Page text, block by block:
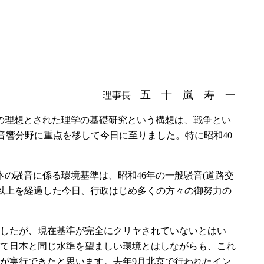
理事長 五 十 嵐 寿 一
想とされた理学の基礎研究という構想は、戦争とい
分野に重点を移して今日に至りました。特に昭和40
騒音に係る環境基準は、昭和46年の一般騒音(道路交
を経過した今日、行政はじめ多くの方々の御努力の
が、現在基準が完全にクリヤされていないとはい
日本と同じ水準を望ましい環境とはしながらも、これ
実行できたと思います。去年9月北京で行われたイン